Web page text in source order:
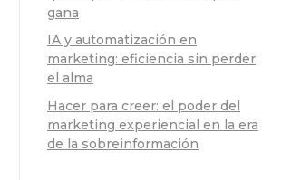
gana
IA y automatización en
marketing: eficiencia sin perder
el alma
Hacer para creer: el poder del
marketing experiencial en la era
de la sobreinformación